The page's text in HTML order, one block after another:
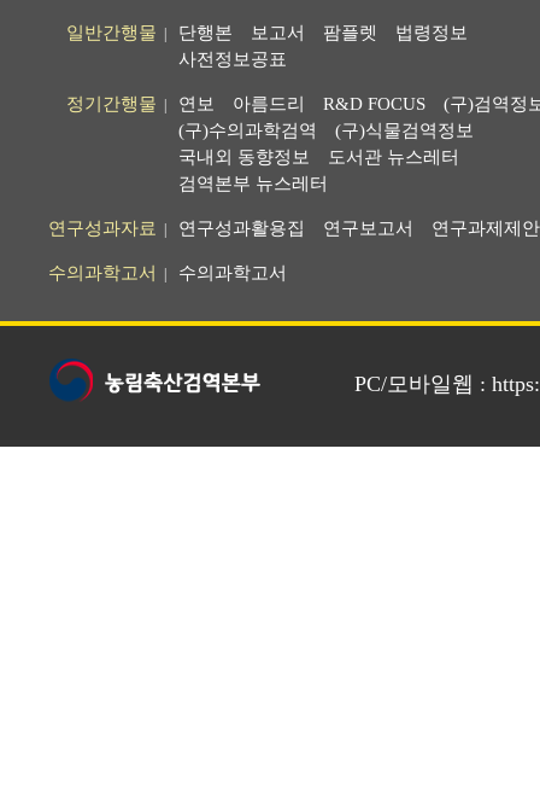
일반간행물 단행본 보고서 팜플렛
법령정보
사전정보공표
정기간행물 연보 아름드리 R&D FOCUS
(구)검역정
(구)수의과학검역
(구)식물검역정보
국내외 동향정보
도서관 뉴스레터
검역본부 뉴스레터
연구성과자료 연구성과활용집 연구보고서 연구과제제
수의과학고서 수의과학고서
PC/모바일웹 :